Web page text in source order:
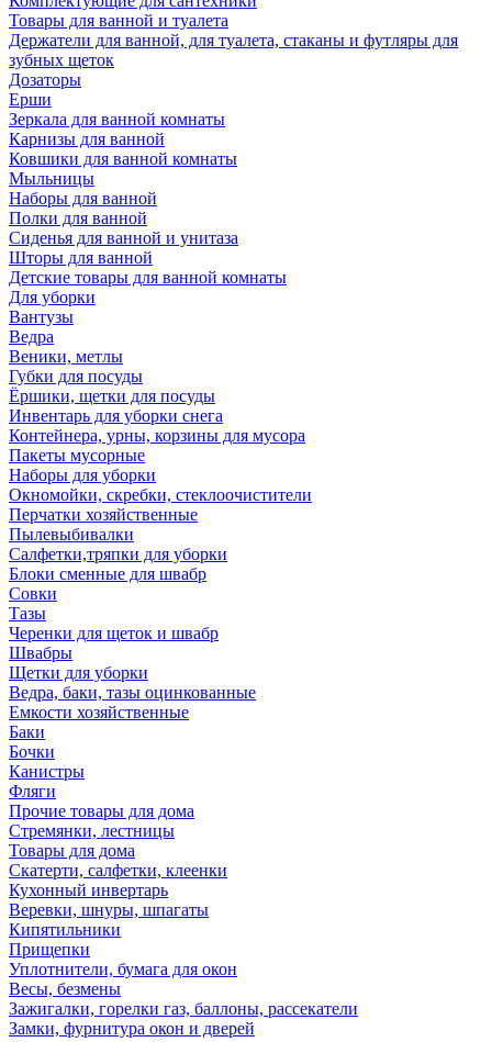
Товары для ванной и туалета
Держатели для ванной, для туалета, стаканы и футляры для
зубных щеток
Дозаторы
Ерши
Зеркала для ванной комнаты
Карнизы для ванной
Ковшики для ванной комнаты
Мыльницы
Наборы для ванной
Полки для ванной
Сиденья для ванной и унитаза
Шторы для ванной
Детские товары для ванной комнаты
Для уборки
Вантузы
Ведра
Веники, метлы
Губки для посуды
Ёршики, щетки для посуды
Инвентарь для уборки снега
Контейнера, урны, корзины для мусора
Пакеты мусорные
Наборы для уборки
Окномойки, скребки, стеклоочистители
Перчатки хозяйственные
Пылевыбивалки
Салфетки,тряпки для уборки
Блоки сменные для швабр
Совки
Тазы
Черенки для щеток и швабр
Швабры
Щетки для уборки
Ведра, баки, тазы оцинкованные
Емкости хозяйственные
Баки
Бочки
Канистры
Фляги
Прочие товары для дома
Стремянки, лестницы
Товары для дома
Скатерти, салфетки, клеенки
Кухонный инвертарь
Веревки, шнуры, шпагаты
Кипятильники
Прищепки
Уплотнители, бумага для окон
Весы, безмены
Зажигалки, горелки газ, баллоны, рассекатели
Замки, фурнитура окон и дверей